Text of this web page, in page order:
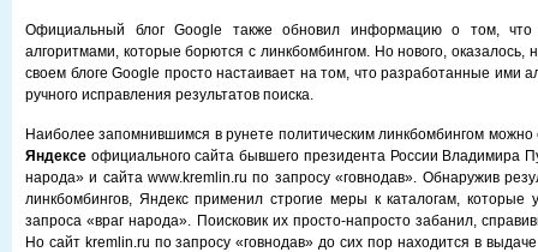
Официальный блог Google также обновил информацию о том, что
алгоритмами, которые борются с линкбомбингом. Но нового, оказалось,
своем блоге Google просто настаивает на том, что разработанные ими
ручного исправления результатов поиска.
Наиболее запомнившимся в рунете политическим линкбомбингом можно
Яндексе официального сайта бывшего президента России Владимира
народа» и сайта www.kremlin.ru по запросу «говнодав». Обнаружив
линкбомбингов, Яндекс применил строгие меры к каталогам, которые
запроса «враг народа». Поисковик их просто-напросто забанил,
Но сайт kremlin.ru по запросу «говнодав» до сих пор находится в